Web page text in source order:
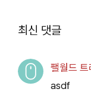
최신 댓글
팰월드
asdf